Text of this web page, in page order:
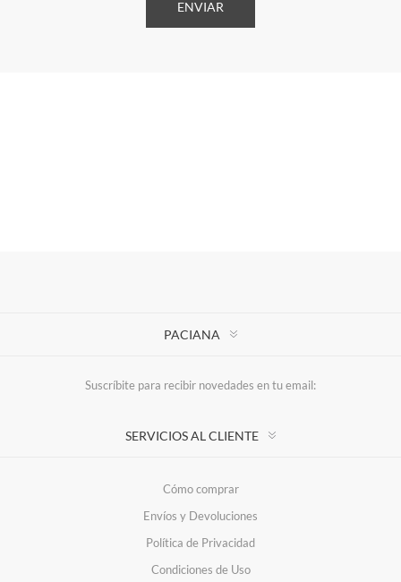
PACIANA
Suscríbite para recibir novedades en tu email:
SERVICIOS AL CLIENTE
Cómo comprar
Envíos y Devoluciones
Política de Privacidad
Condiciones de Uso